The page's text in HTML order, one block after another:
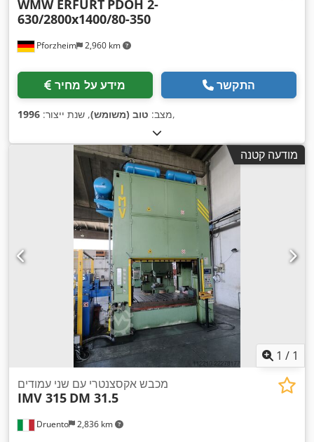
Pforzheim 2,960 km
WMW ERFURT PDOH 2-
630/2800x1400/80-350
מידע על מחיר התקשר
מצב: טוב (משומש), שנת ייצור: 1996 ,
מודעה קטנה
1 / 1
Druento 2,836 km
מכבש אקסצנטרי עם שני עמודים
IMV 315 DM 31.5